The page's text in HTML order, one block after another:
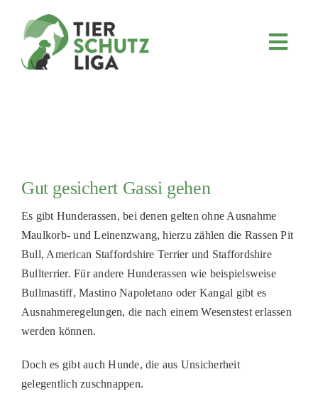
FÖRDERN & VERERBEN
KOOPERATIONEN
4KIDS
TIERHEIMTIERE
TIERHEIME
PATENSCHAFTEN
HELFER WERDEN
Gut gesichert Gassi gehen
Es gibt Hunderassen, bei denen gelten ohne Ausnahme
Maulkorb- und Leinenzwang, hierzu zählen die Rassen Pit
Bull, American Staffordshire Terrier und Staffordshire
Bullterrier. Für andere Hunderassen wie beispielsweise
Bullmastiff, Mastino Napoletano oder Kangal gibt es
Ausnahmeregelungen, die nach einem Wesenstest erlassen
werden können.
Doch es gibt auch Hunde, die aus Unsicherheit
gelegentlich zuschnappen.